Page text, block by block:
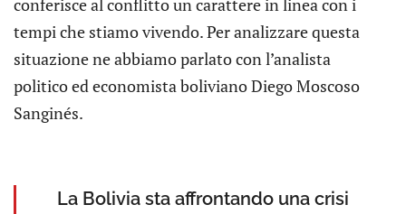
conferisce al conflitto un carattere in linea con i
tempi che stiamo vivendo. Per analizzare questa
situazione ne abbiamo parlato con l’analista
politico ed economista boliviano Diego Moscoso
Sanginés.
La Bolivia sta affrontando una crisi